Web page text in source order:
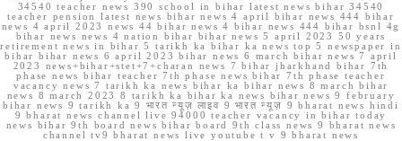
34540 teacher news 390 school in bihar latest news bihar 34540
teacher pension latest news bihar news 4 april bihar news 444 bihar
news 4 april 2023 news 44 bihar news 4 bihar news 444 bihar bsnl 4g
bihar news news 4 nation bihar bihar news 5 april 2023 50 years
retirement news in bihar 5 tarikh ka bihar ka news top 5 newspaper in
bihar bihar news 6 april 2023 bihar news 6 march bihar news 7 april
2023 news+bihar+stet+7+charan news 7 bihar jharkhand bihar 7th
phase news bihar teacher 7th phase news bihar 7th phase teacher
vacancy news 7 tarikh ka news bihar ka bihar news 8 march bihar
news 8 march 2023 8 tarikh ka bihar ka news bihar news 9 february
bihar news 9 tarikh ka 9 भारत न्यूज़ लाइव 9 भारत न्यूज़ 9 bharat news hindi
9 bharat news channel live 94000 teacher vacancy in bihar today
news bihar 9th board news bihar board 9th class news 9 bharat news
channel tv9 bharat news live youtube t v 9 bharat news